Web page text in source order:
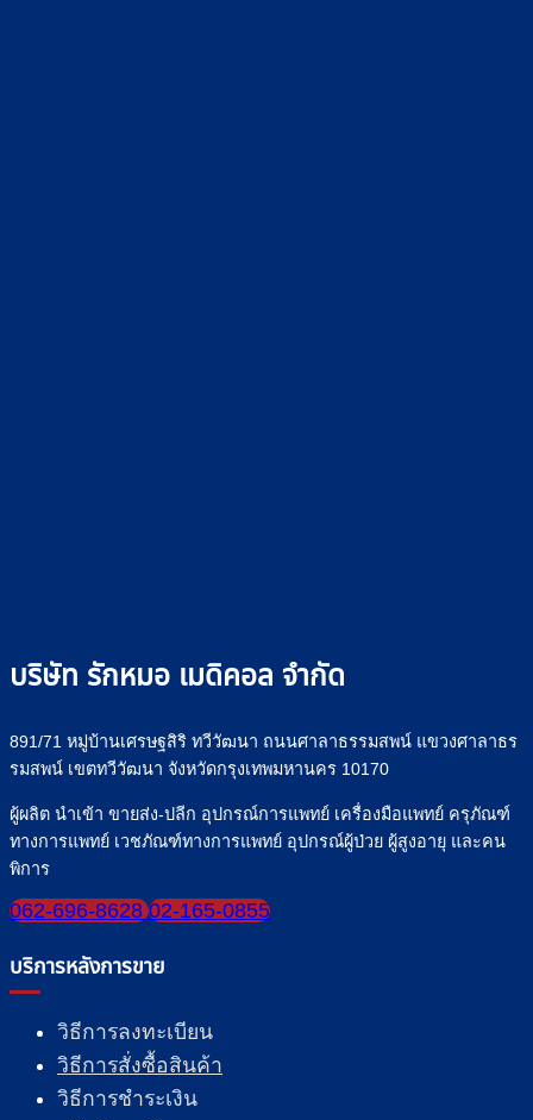
บริษัท รักหมอ เมดิคอล จำกัด
891/71 หมู่บ้านเศรษฐสิริ ทวีวัฒนา ถนนศาลาธรรมสพน์ แขวงศาลาธร
รมสพน์ เขตทวีวัฒนา จังหวัดกรุงเทพมหานคร 10170
ผู้ผลิต นำเข้า ขายส่ง-ปลีก อุปกรณ์การแพทย์ เครื่องมือแพทย์ ครุภัณฑ์
ทางการแพทย์ เวชภัณฑ์ทางการแพทย์ อุปกรณ์ผู้ป่วย ผู้สูงอายุ และคน
พิการ
062-696-8628 02-165-0855
บริการหลังการขาย
วิธีการลงทะเบียน
วิธีการสั่งซื้อสินค้า
วิธีการชำระเงิน